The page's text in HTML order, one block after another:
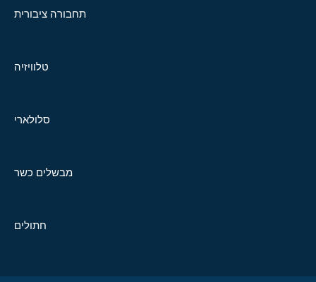
תחבורה ציבורית
טלוויזיה
סלולארי
מבשלים כשר
חתולים